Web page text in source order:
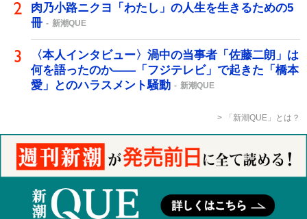
肉乃小路ニクヨ「わたし」の人生を生きるための5
冊
新潮QUE
〈本人インタビュー〉渦中の当事者「佐藤二朗」は
何を語ったのか――「フジテレビ」で起きた「橋本
愛」とのハラスメント騒動
新潮QUE
「新潮QUE」とは？